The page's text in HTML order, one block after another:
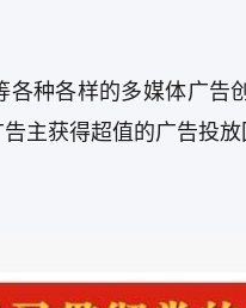
种各样的多媒体广告
主获得超值的广告投放